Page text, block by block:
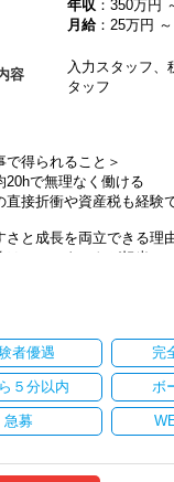
を活かして成長したい方
アップ志向のある方
や提案業務に挑戦したい
ど専門性を高めたい方
軽な面談を実施
やキャリアを相談可
らんに質問OK
は柔軟に対応
年収 ：350万円
月給：25万円
容
入力スタッフ、
タッフ
で得られること＞
20hで無理なく働ける
直接折衝や資産税も経験
さと成長を両立できる理
はアシスタントが担当
接折衝する機会が豊富
自然と積み上がる環境
い環境＞
率90％以上
125日以上
休取得率100％
者優遇 完
５分以内 ボ
急募